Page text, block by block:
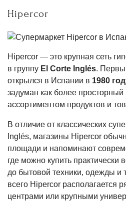
Hipercor
Hipercor — это крупная сеть
в группу El Corte Inglés.
открылся в Испании в 1980
задуман как более
ассортиментом продуктов и
В отличие от классических
Inglés, магазины Hipercor
площади и напоминают
где можно купить практически
до бытовой техники, одежды
всего Hipercor располагается
центрами или крупными